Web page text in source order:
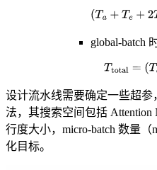
(Ta+ Te +
global-batch
Ttotal
设计流水线需要确定一些超参
法，其搜索空间包括 Attention
行度大小，micro-batch 数量
化目标。